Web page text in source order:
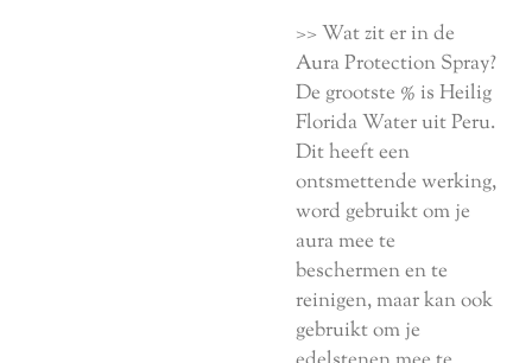
>> Wat zit er in de
Aura Protection Spray?
De grootste % is Heilig
Florida Water uit Peru.
Dit heeft een
ontsmettende werking,
word gebruikt om je
aura mee te
beschermen en te
reinigen, maar kan ook
gebruikt om je